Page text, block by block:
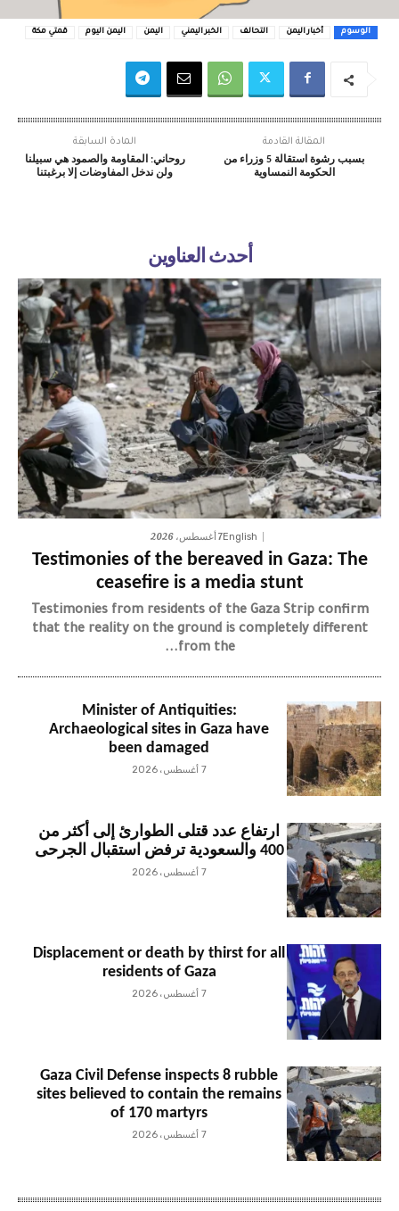
الوسوم أخبار اليمن التحالف الخبر اليمني اليمن اليمن اليوم قمتي مكة
المادة السابقة
روحاني: المقاومة والصمود هي سبيلنا
ولن ندخل المفاوضات إلا برغبتنا
المقالة القادمة
بسبب رشوة استقالة 5 وزراء من
الحكومة النمساوية
أحدث العناوين
English7 أغسطس، 2026
Testimonies of the bereaved in Gaza: The
ceasefire is a media stunt
Testimonies from residents of the Gaza Strip confirm
that the reality on the ground is completely different
from the...
Minister of Antiquities:
Archaeological sites in Gaza have
been damaged
7 أغسطس، 2026
ارتفاع عدد قتلى الطوارئ إلى أكثر من
400 والسعودية ترفض استقبال الجرحى
7 أغسطس، 2026
Displacement or death by thirst for all
residents of Gaza
7 أغسطس، 2026
Gaza Civil Defense inspects 8 rubble
sites believed to contain the remains
of 170 martyrs
7 أغسطس، 2026